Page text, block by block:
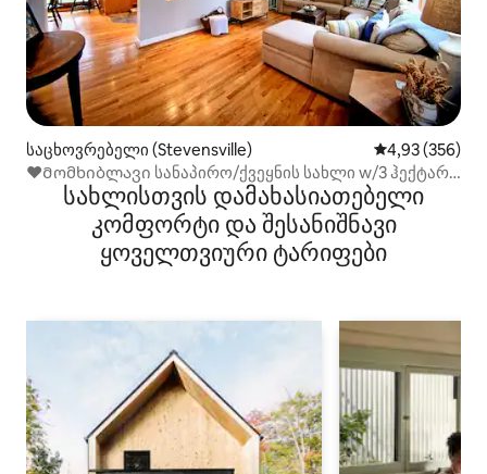
საცხოვრებელი (Stevensville) საშუალო
4,93 (356)
❤️Მომხიბლავი სანაპირო/ქვეყნის სახლი w/3 ჰექტარი
და საუნა!❤️
სახლისთვის დამახასიათებელი
კომფორტი და შესანიშნავი
ყოველთვიური ტარიფები